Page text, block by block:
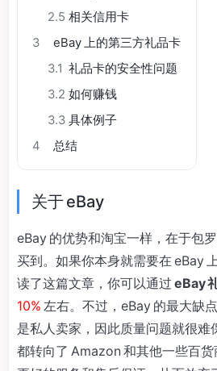
2.5 相关信用卡
3
eBay 上的第三方礼品卡
3.1 礼品卡的安全性问题
3.2 如何赚钱
3.3 具体例子
4
总结
关于 eBay
eBay 的优势和淘宝一样，在于包
买到。如果你本身就需要在 eBay
读了这篇文章，你可以通过 eBay
10% 左右。不过，eBay 的最大缺
是私人卖家，因此质量问题就很难
都转向了 Amazon 和其他一些百